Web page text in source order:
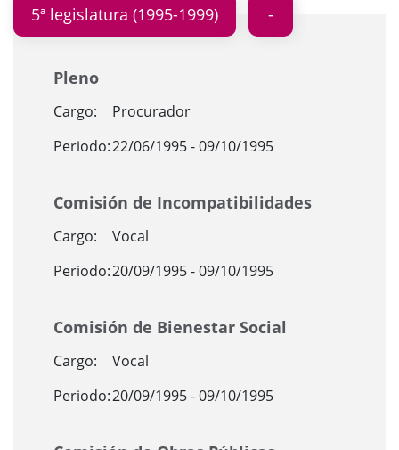
5ª legislatura (1995-1999)
Pleno
Cargo:
Procurador
Periodo:22/06/1995 - 09/10/1995
Comisión de Incompatibilidades
Cargo:
Vocal
Periodo:20/09/1995 - 09/10/1995
Comisión de Bienestar Social
Cargo:
Vocal
Periodo:20/09/1995 - 09/10/1995